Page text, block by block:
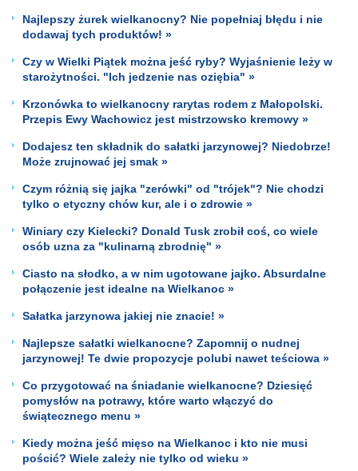
Najlepszy żurek wielkanocny? Nie popełniaj błędu i nie
dodawaj tych produktów! »
Czy w Wielki Piątek można jeść ryby? Wyjaśnienie leży w
starożytności. "Ich jedzenie nas oziębia" »
Krzonówka to wielkanocny rarytas rodem z Małopolski.
Przepis Ewy Wachowicz jest mistrzowsko kremowy »
Dodajesz ten składnik do sałatki jarzynowej? Niedobrze!
Może zrujnować jej smak »
Czym różnią się jajka "zerówki" od "trójek"? Nie chodzi
tylko o etyczny chów kur, ale i o zdrowie »
Winiary czy Kielecki? Donald Tusk zrobił coś, co wiele
osób uzna za "kulinarną zbrodnię" »
Ciasto na słodko, a w nim ugotowane jajko. Absurdalne
połączenie jest idealne na Wielkanoc »
Sałatka jarzynowa jakiej nie znacie! »
Najlepsze sałatki wielkanocne? Zapomnij o nudnej
jarzynowej! Te dwie propozycje polubi nawet teściowa »
Co przygotować na śniadanie wielkanocne? Dziesięć
pomysłów na potrawy, które warto włączyć do
świątecznego menu »
Kiedy można jeść mięso na Wielkanoc i kto nie musi
pościć? Wiele zależy nie tylko od wieku »